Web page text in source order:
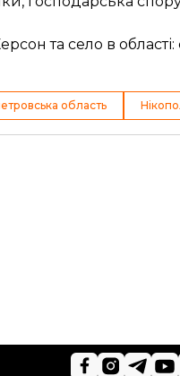
та село в області:
область